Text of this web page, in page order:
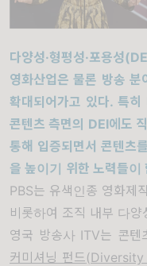
다양성·형평성·포용성
영화산업은 물론 방송 분
확대되어가고 있다. 특히
콘텐츠 측면의 DEI에도
통해 입증되면서 콘텐츠
을 높이기 위한 노력들
PBS는 유색인종 영화제
비롯하여 조직 내부 다
영국 방송사 ITV는 콘텐
커미셔닝 펀드